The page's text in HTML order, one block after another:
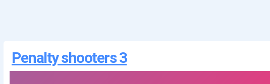
Penalty shooters 3